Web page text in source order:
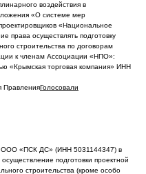
воздействия в
«О системе мер
«Национальное
права осуществлять подготовку
строительства по договорам
к членам Ассоциации «НПО»:
«Крымская торговая компания» ИНН
ПравленияГолосовали
ООО «ПСК ДС» (ИНН 5031144347) в
подготовки проектной
строительства (кроме особо